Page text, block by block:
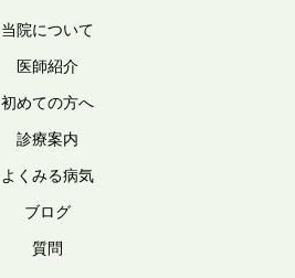
当院について
医師紹介
初めての方へ
診療案内
よくみる病気
ブログ
質問